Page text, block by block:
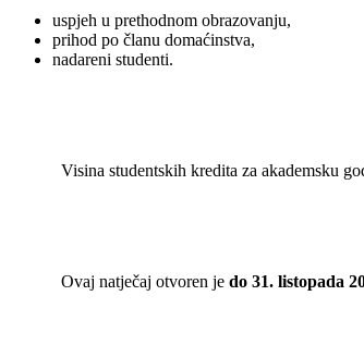
uspjeh u prethodnom obrazovanju,
prihod po članu domaćinstva,
nadareni studenti.
Visina studentskih kredita za akademsku
Ovaj natječaj otvoren je do 31. listopada